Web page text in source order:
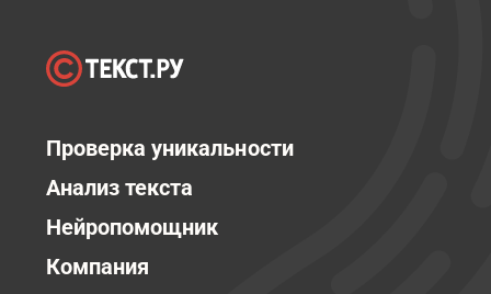
Проверка уникальности
Анализ текста
Нейропомощник
Компания